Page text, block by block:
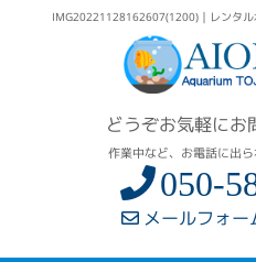
IMG20221128162607(1200)｜レンタル
どうぞお気軽にお
作業中など、お電話に出
050-
メールフォー